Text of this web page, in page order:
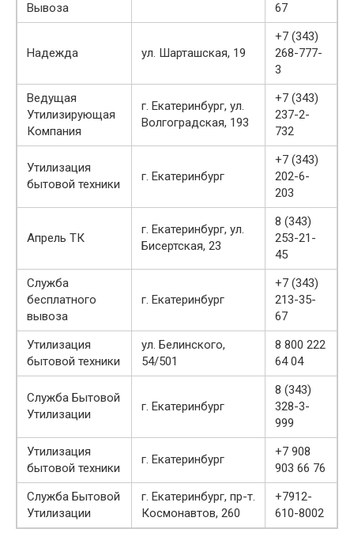
Вывоза
67
Надежда ул. Шарташская, 19
+7 (343)
268-777-
3
Ведущая
Утилизирующая
Компания
г. Екатеринбург, ул.
Волгоградская, 193
+7 (343)
237-2-
732
Утилизация
бытовой техники
г. Екатеринбург
+7 (343)
202-6-
203
Апрель ТК
г. Екатеринбург, ул.
Бисертская, 23
8 (343)
253-21-
45
Служба
бесплатного
вывоза
г. Екатеринбург
+7 (343)
213-35-
67
Утилизация
бытовой техники
ул. Белинского,
54/501
8 800 222
64 04
Служба Бытовой
Утилизации
г. Екатеринбург
8 (343)
328-3-
999
Утилизация
бытовой техники
г. Екатеринбург
+7 908
903 66 76
Служба Бытовой
Утилизации
г. Екатеринбург, пр-т.
Космонавтов, 260
+7912-
610-8002